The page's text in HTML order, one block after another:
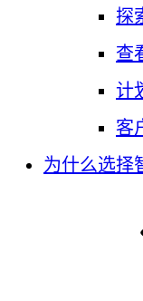
探
查
计
客
为什么选择